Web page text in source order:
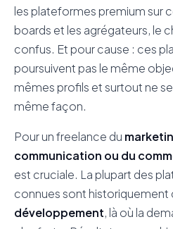
les plateformes premium sur
boards et les agrégateurs, le
confus. Et pour cause : ces
poursuivent pas le même
mêmes profils et surtout ne
même façon.
Pour un freelance du
communication ou du
est cruciale. La plupart des
connues sont historiquement
développement, là où la